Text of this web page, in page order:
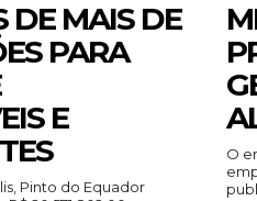
DE MAIS DE
PARA
E
Pinto do Equador
O